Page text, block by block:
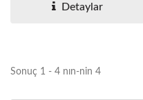
Detaylar
Sonuç 1 - 4 nın-nin 4